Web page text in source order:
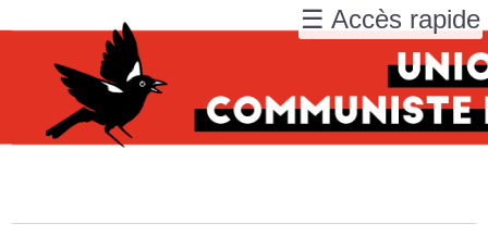
☰ Accès rapide